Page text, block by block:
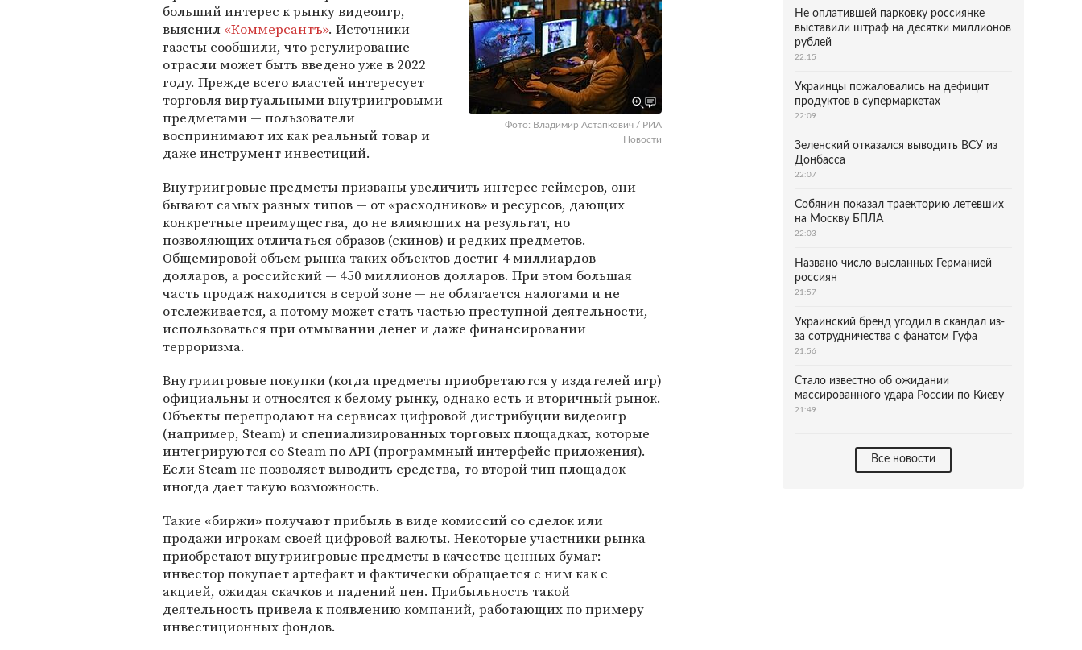
Фото: Владимир Астапкович / РИА
Новости
больший интерес к рынку видеоигр,
выяснил «Коммерсантъ». Источники
газеты сообщили, что регулирование
отрасли может быть введено уже в 2022
году. Прежде всего властей интересует
торговля виртуальными внутриигровыми
предметами — пользователи
воспринимают их как реальный товар и
даже инструмент инвестиций.
Внутриигровые предметы призваны увеличить интерес геймеров, они
бывают самых разных типов — от «расходников» и ресурсов, дающих
конкретные преимущества, до не влияющих на результат, но
позволяющих отличаться образов (скинов) и редких предметов.
Общемировой объем рынка таких объектов достиг 4 миллиардов
долларов, а российский — 450 миллионов долларов. При этом большая
часть продаж находится в серой зоне — не облагается налогами и не
отслеживается, а потому может стать частью преступной деятельности,
использоваться при отмывании денег и даже финансировании
терроризма.
Внутриигровые покупки (когда предметы приобретаются у издателей игр)
официальны и относятся к белому рынку, однако есть и вторичный рынок.
Объекты перепродают на сервисах цифровой дистрибуции видеоигр
(например, Steam) и специализированных торговых площадках, которые
интегрируются со Steam по API (программный интерфейс приложения).
Если Steam не позволяет выводить средства, то второй тип площадок
иногда дает такую возможность.
Такие «биржи» получают прибыль в виде комиссий со сделок или
продажи игрокам своей цифровой валюты. Некоторые участники рынка
приобретают внутриигровые предметы в качестве ценных бумаг:
инвестор покупает артефакт и фактически обращается с ним как с
акцией, ожидая скачков и падений цен. Прибыльность такой
деятельность привела к появлению компаний, работающих по примеру
инвестиционных фондов.
Не оплатившей парковку россиянке
выставили штраф на десятки миллионов
рублей
22:15
Украинцы пожаловались на дефицит
продуктов в супермаркетах
22:09
Зеленский отказался выводить ВСУ из
Донбасса
22:07
Собянин показал траекторию летевших
на Москву БПЛА
22:03
Названо число высланных Германией
россиян
21:57
Украинский бренд угодил в скандал из-
за сотрудничества с фанатом Гуфа
21:56
Стало известно об ожидании
массированного удара России по Киеву
21:49
Все новости